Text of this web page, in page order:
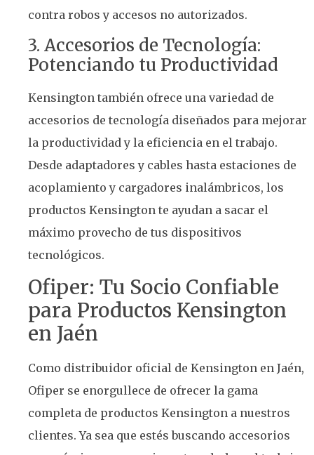
contra robos y accesos no autorizados.
3. Accesorios de Tecnología:
Potenciando tu Productividad
Kensington también ofrece una variedad de
accesorios de tecnología diseñados para mejorar
la productividad y la eficiencia en el trabajo.
Desde adaptadores y cables hasta estaciones de
acoplamiento y cargadores inalámbricos, los
productos Kensington te ayudan a sacar el
máximo provecho de tus dispositivos
tecnológicos.
Ofiper: Tu Socio Confiable
para Productos Kensington
en Jaén
Como distribuidor oficial de Kensington en Jaén,
Ofiper se enorgullece de ofrecer la gama
completa de productos Kensington a nuestros
clientes. Ya sea que estés buscando accesorios